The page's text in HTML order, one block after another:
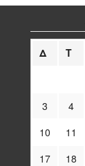
Δ Τ
3
4
10
11
17
18